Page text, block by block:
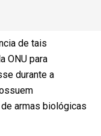
de tais
ONU para
durante a
armas biológicas